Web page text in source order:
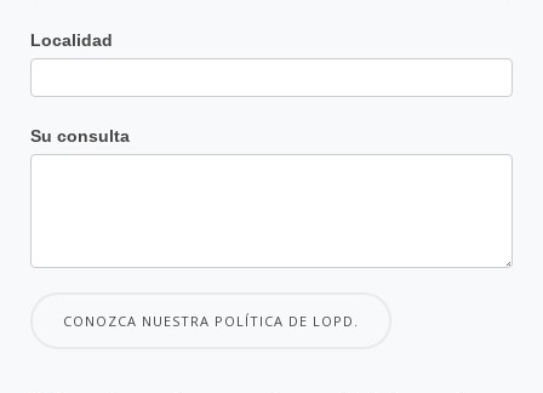
Localidad
Su consulta
CONOZCA NUESTRA POLÍTICA DE LOPD.